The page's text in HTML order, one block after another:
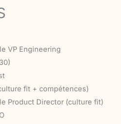
VP Engineering
fit + compétences)
Product Director (culture fit)